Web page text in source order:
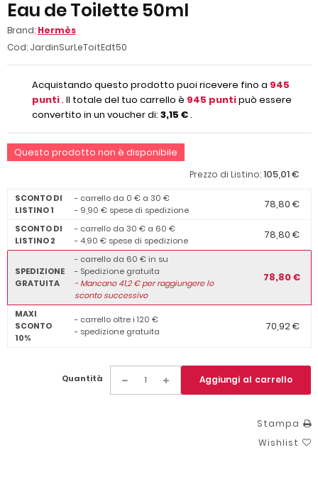
Eau de Toilette 50ml
Brand: Hermès
Cod: JardinSurLeToitEdt50
Acquistando questo prodotto puoi ricevere fino a 945
punti. Il totale del tuo carrello è 945 puntipuò essere
convertito in un voucher di: 3,15 €.
Questo prodotto non è disponibile
Prezzo di Listino:105,01 €
SCONTO DI
LISTINO 1
- carrello da 0 € a 30 €
- 9,90 € spese di spedizione
78,80 €
SCONTO DI
LISTINO 2
- carrello da 30 € a 60 €
- 4,90 € spese di spedizione
78,80 €
SPEDIZIONE
GRATUITA
- carrello da 60 € in su
- Spedizione gratuita
-Mancano41,2€ per raggiungere lo
sconto successivo
78,80 €
MAXI
SCONTO
10%
- carrello oltre i 120 €
- spedizione gratuita
70,92 €
Quantità Aggiungi al carrello
Stampa
Wishlist